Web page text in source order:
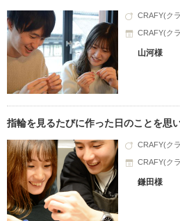
CRAFY(ク
CRAFY(ク
山河様
指輪を見るたびに作った日のことを思
CRAFY(ク
CRAFY(ク
鎌田様